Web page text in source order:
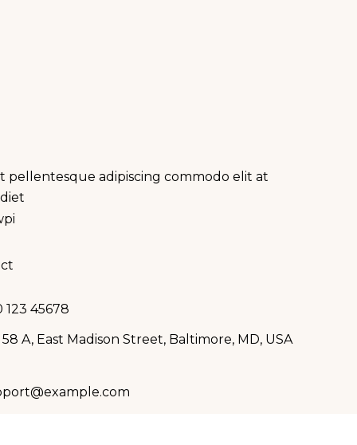
pellentesque adipiscing commodo elit at
pi
123 45678
58 A, East Madison Street, Baltimore, MD, USA